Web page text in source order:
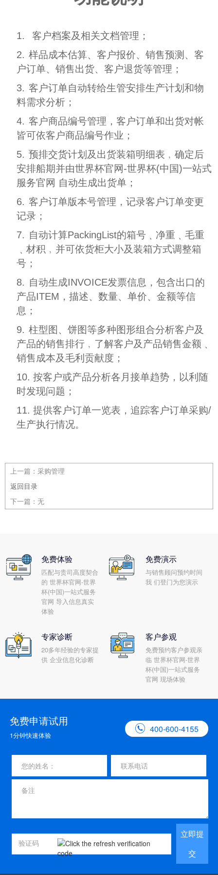
1.
客户档案及相关文档管理；
2. 样品成本估算、客户报价、销售预测、客
户订单、销售出货、客户退货等管理；
3. 客户订单自动转给生管安排生产计划和物
料需求分析；
4. 客户商品编号管理，客户订单和出货对帐
皆可依客户商品编号作业；
5. 预排交货计划及出货装箱明细表﹐确定后
安排船期并由世界杯官网-世界杯(中国)一站式
服务官网 自动生成出货单；
6. 客户订单版本号管理，记录客户订单变更
记录；
7. 自动计算PackingList的箱号﹑净重﹑毛重
﹑材积﹐并可依货柜大小及装箱方式调整箱
号；
8. 自动生成INVOICE发票信息，包含出口的
产品ITEM，描述、数量、单价、金额等信
息；
9. 柱型图、饼图等多种图形组合分析客户及
产品的销售排行﹐了解客户及产品销售金额﹑
销售成本及毛利贡献度；
10. 按客户或产品分析各月接单趋势，以利随
时发现问题；
11. 提供客户订单一览表，追踪客户订单采购/
生产执行情况。
上一篇： 采购管理
返回目录
下一篇： 无
免费体验
匹配与贵司高度契合
的 世界杯官网-世界
杯(中国)一站式服务
官网 导入信息真实
体验
免费演示
与销售顾问预约时间
我 们登门为您演示
专家诊断
20多年经验的专家提
供 企业信息化诊断
客户参观
免费预约客户参观亲
临 世界杯官网-世界
杯(中国)一站式服务
官网 现场体验
免费申请试用
1分钟快速体验
 400-600-4155
立即提
交